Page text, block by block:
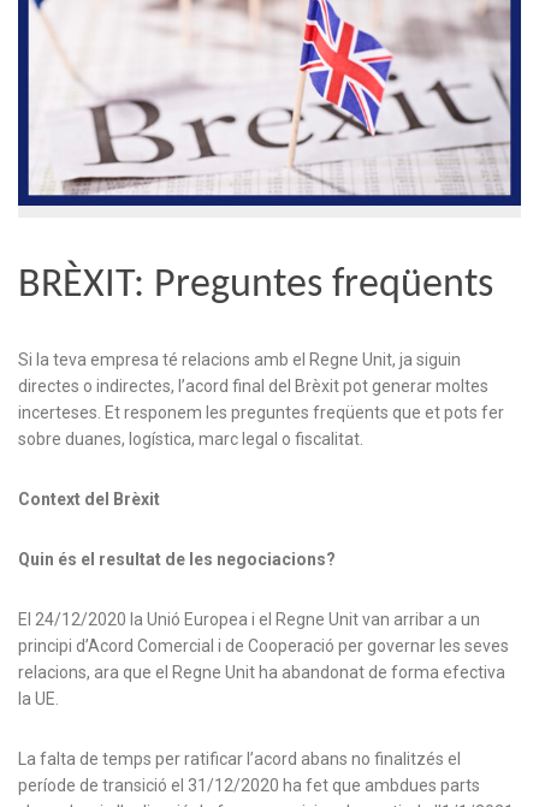
BRÈXIT: Preguntes freqüents
Si la teva empresa té relacions amb el Regne Unit, ja siguin
directes o indirectes, l’acord final del Brèxit pot generar moltes
incerteses. Et responem les preguntes freqüents que et pots fer
sobre duanes, logística, marc legal o fiscalitat.
Context del Brèxit
Quin és el resultat de les negociacions?
El 24/12/2020 la Unió Europea i el Regne Unit van arribar a un
principi d’Acord Comercial i de Cooperació per governar les seves
relacions, ara que el Regne Unit ha abandonat de forma efectiva
la UE.
La falta de temps per ratificar l’acord abans no finalitzés el
període de transició el 31/12/2020 ha fet que ambdues parts